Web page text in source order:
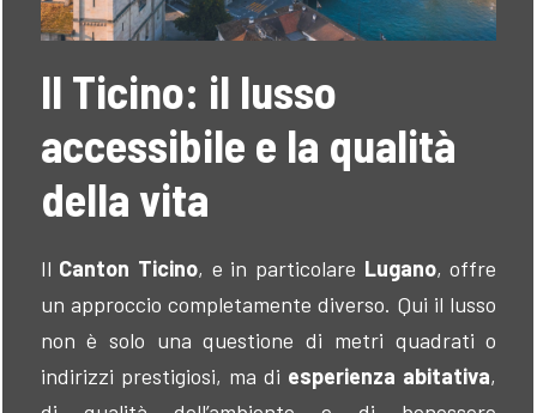
Il Ticino: il lusso
accessibile e la qualità
della vita
Il Canton Ticino, e in particolare Lugano, offre
un approccio completamente diverso. Qui il lusso
non è solo una questione di metri quadrati o
indirizzi prestigiosi, ma di esperienza abitativa,